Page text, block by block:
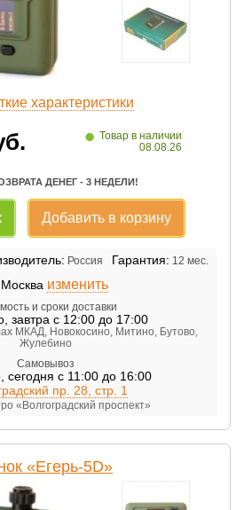
характеристики
• Товар в наличии
08.08.26
ДЕНЕГ - 3 НЕДЕЛИ!
Добавить в корзину
Россия Гарантия: 12 мес.
Москва изменить
и сроки доставки
, завтра с 12:00 до 17:00
МКАД, Новокосино, Митино, Бутово,
Жулебино
Самовывоз
, сегодня с 11:00 до 16:00
пр. 28, стр. 1
«Волгоградский проспект»
«Егерь-5D»